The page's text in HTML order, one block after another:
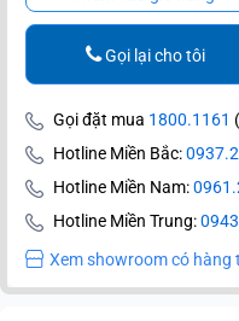
Gọi lại cho tôi
Gọi đặt mua 1800.1161
Hotline Miền Bắc:
Hotline Miền Nam:
Hotline Miền Trung:
Xem showroom có hàng